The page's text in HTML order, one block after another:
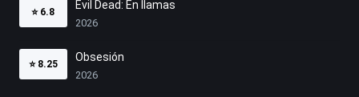
⭐ 6.8
Evil Dead: En llamas
2026
⭐ 8.25
Obsesión
2026